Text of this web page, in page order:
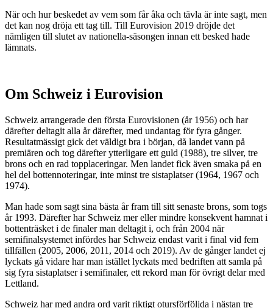
När och hur beskedet av vem som får åka och tävla är inte sagt, men
det kan nog dröja ett tag till. Till Eurovision 2019 dröjde det
nämligen till slutet av nationella-säsongen innan ett besked hade
lämnats.
Om Schweiz i Eurovision
Schweiz arrangerade den första Eurovisionen (år 1956) och har
därefter deltagit alla år därefter, med undantag för fyra gånger.
Resultatmässigt gick det väldigt bra i början, då landet vann på
premiären och tog därefter ytterligare ett guld (1988), tre silver, tre
brons och en rad topplaceringar. Men landet fick även smaka på en
hel del bottennoteringar, inte minst tre sistaplatser (1964, 1967 och
1974).
Man hade som sagt sina bästa år fram till sitt senaste brons, som togs
år 1993. Därefter har Schweiz mer eller mindre konsekvent hamnat i
bottenträsket i de finaler man deltagit i, och från 2004 när
semifinalsystemet infördes har Schweiz endast varit i final vid fem
tillfällen (2005, 2006, 2011, 2014 och 2019). Av de gånger landet ej
lyckats gå vidare har man istället lyckats med bedriften att samla på
sig fyra sistaplatser i semifinaler, ett rekord man för övrigt delar med
Lettland.
Schweiz har med andra ord varit riktigt otursförföljda i nästan tre